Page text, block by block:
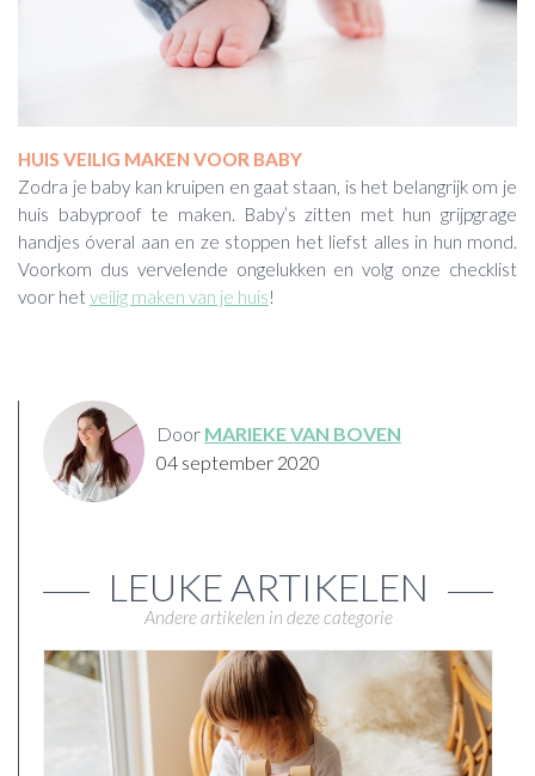
HUIS VEILIG MAKEN VOOR BABY
Zodra je baby kan kruipen en gaat staan, is het belangrijk om je
huis babyproof te maken. Baby’s zitten met hun grijpgrage
handjes óveral aan en ze stoppen het liefst alles in hun mond.
Voorkom dus vervelende ongelukken en volg onze checklist
voor hetveilig maken van je huis!
Door MARIEKE VAN BOVEN
04 september 2020
LEUKE ARTIKELEN
Andere artikelen in deze categorie